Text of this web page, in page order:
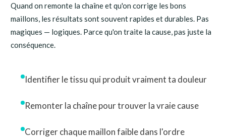
Quand on remonte la chaîne et qu'on corrige les bons
maillons, les résultats sont souvent rapides et durables. Pas
magiques — logiques. Parce qu'on traite la cause, pas juste la
conséquence.
Identifier le tissu qui produit vraiment ta douleur
Remonter la chaîne pour trouver la vraie cause
Corriger chaque maillon faible dans l'ordre